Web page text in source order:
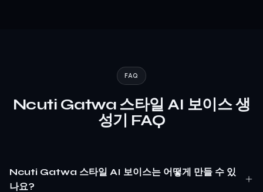
FAQ
Ncuti Gatwa 스타일 AI 보이스 생
성기 FAQ
Ncuti Gatwa 스타일 AI 보이스는 어떻게 만들 수 있
나요?